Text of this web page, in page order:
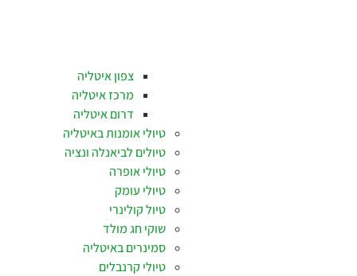
צפון איטליה
מרכז איטליה
דרום איטליה
טיולי אומנות באיטליה
טיולים לביאנלה ונציה
טיולי אופרה
טיולי עומק
טיול קולינרי
שוקי חג מולד
סמינרים באיטליה
טיולי קרנבלים